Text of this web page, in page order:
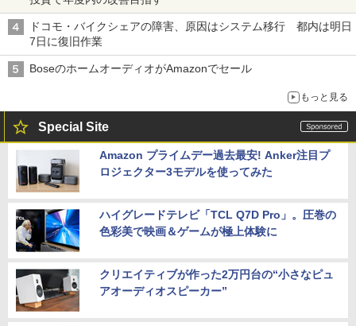
ドコモ・バイクシェアの障害、原因はシステム移行 都内は明日
7日に復旧作業
BoseのホームオーディオがAmazonでセール
もっと見る
Special Site
Amazon プライムデー過去最安! Anker注目プ
ロジェクター3モデルを使ってみた
ハイグレードテレビ「TCL Q7D Pro」。圧巻の
色彩美で映画＆ゲームが極上体験に
クリエイティブが作った2万円台の“小さなピュ
アオーディオスピーカー”